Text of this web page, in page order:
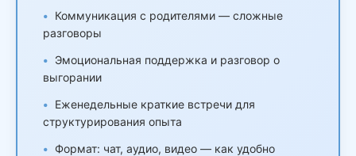
Коммуникация с родителями — сложные
разговоры
Эмоциональная поддержка и разговор о
выгорании
Еженедельные краткие встречи для
структурирования опыта
Формат: чат, аудио, видео — как удобно